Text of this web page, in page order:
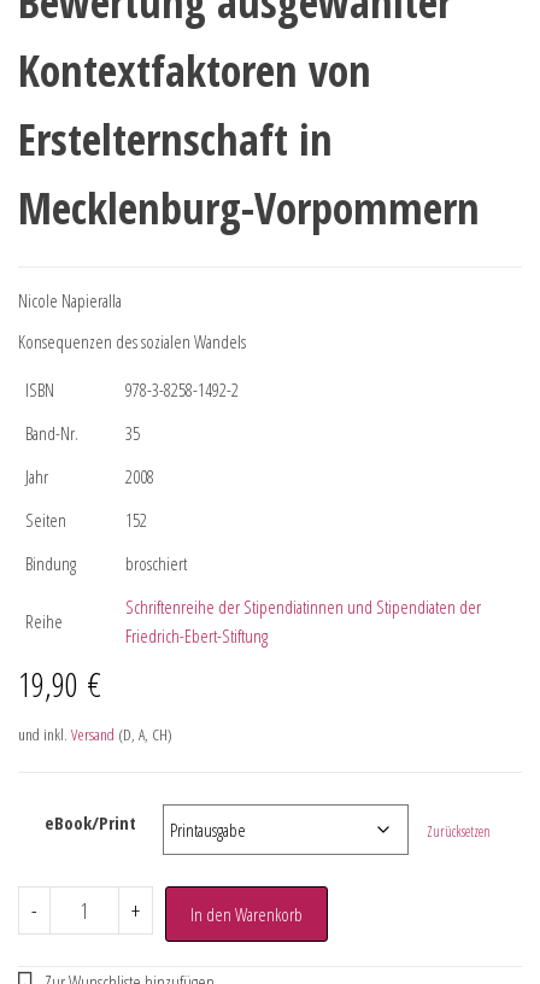
Kontextfaktoren von
Erstelternschaft in
Mecklenburg-Vorpommern
Nicole Napieralla
Konsequenzen des sozialen Wandels
ISBN
978-3-8258-1492-2
Band-Nr.
35
Jahr
2008
Seiten
152
Bindung
broschiert
Reihe
Schriftenreihe der Stipendiatinnen und Stipendiaten der
Friedrich-Ebert-Stiftung
19,90 €
und inkl. Versand (D, A, CH)
eBook/Print Zurücksetzen
- + In den Warenkorb